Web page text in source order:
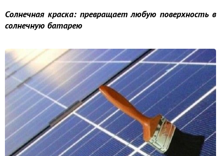
Солнечная краска: превращает любую поверхность в
солнечную батарею